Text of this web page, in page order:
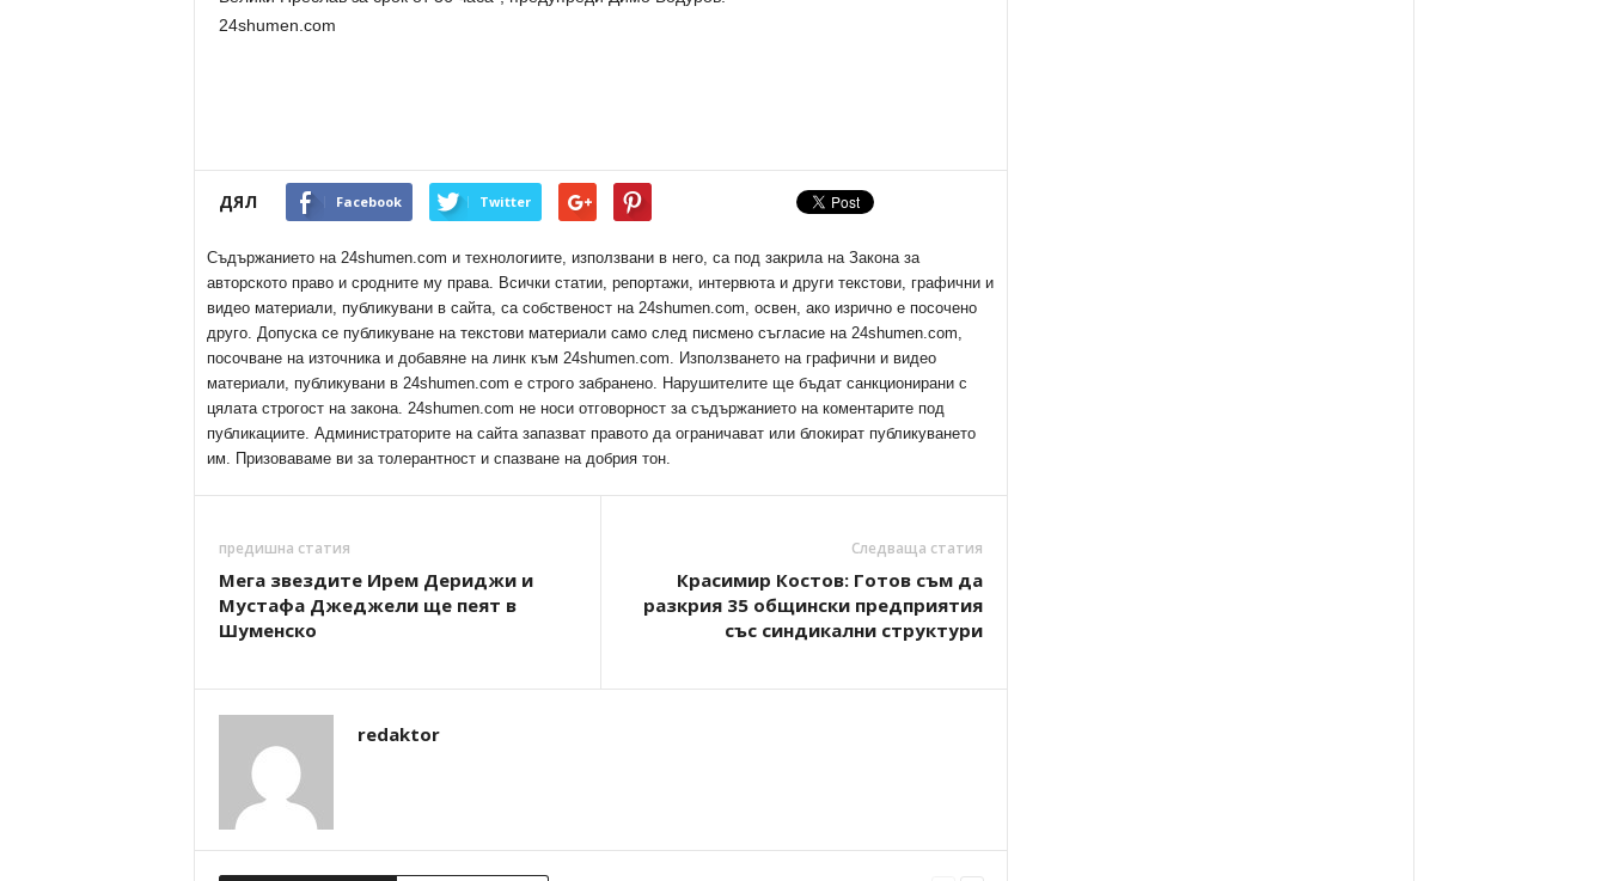
24shumen.com
ДЯЛ Facebook Twitter
Съдържанието на 24shumen.com и технологиите, използвани в него, са под закрила на Закона за
авторското право и сродните му права. Всички статии, репортажи, интервюта и други текстови, графични и
видео материали, публикувани в сайта, са собственост на 24shumen.com, освен, ако изрично е посочено
друго. Допуска се публикуване на текстови материали само след писмено съгласие на 24shumen.com,
посочване на източника и добавяне на линк към 24shumen.com. Използването на графични и видео
материали, публикувани в 24shumen.com е строго забранено. Нарушителите ще бъдат санкционирани с
цялата строгост на закона. 24shumen.com не носи отговорност за съдържанието на коментарите под
публикациите. Администраторите на сайта запазват правото да ограничават или блокират публикуването
им. Призоваваме ви за толерантност и спазване на добрия тон.
предишна статия
Мега звездите Ирем Дериджи и
Мустафа Джеджели ще пеят в
Шуменско
Следваща статия
Красимир Костов: Готов съм да
разкрия 35 общински предприятия
със синдикални структури
redaktor